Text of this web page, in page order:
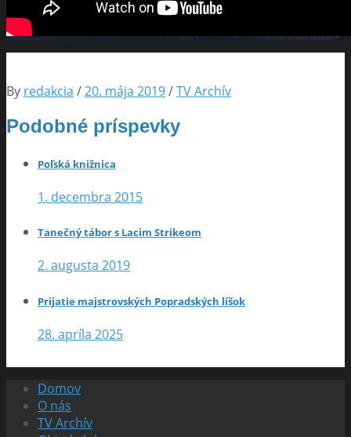
By redakcia /20. mája 2019/TV Archív
Podobné príspevky
Poľská knižnica
1. decembra 2015
Tanečný tábor s Lacim Strikeom
2. augusta 2019
Prijatie majstrovských Popradských líšok
28. apríla 2025
Domov
O nás
TV Archív